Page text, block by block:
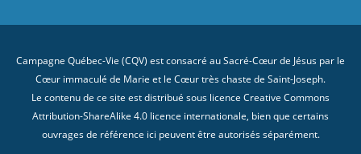
Campagne Québec-Vie (CQV) est consacré au Sacré-Cœur de Jésus par le
Cœur immaculé de Marie et le Cœur très chaste de Saint-Joseph.
Le contenu de ce site est distribué sous licence Creative Commons
Attribution-ShareAlike 4.0 licence internationale, bien que certains
ouvrages de référence ici peuvent être autorisés séparément.